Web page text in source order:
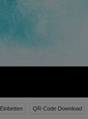
Einbetten QR-Code Download